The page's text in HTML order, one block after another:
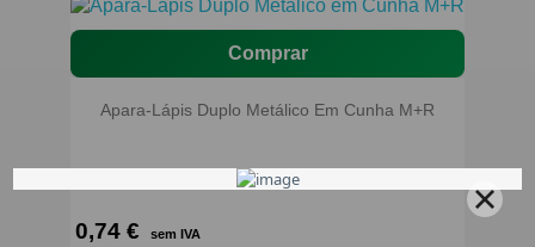
Comprar
Apara-Lápis Duplo Metálico Em Cunha M+R
0,74 € sem IVA